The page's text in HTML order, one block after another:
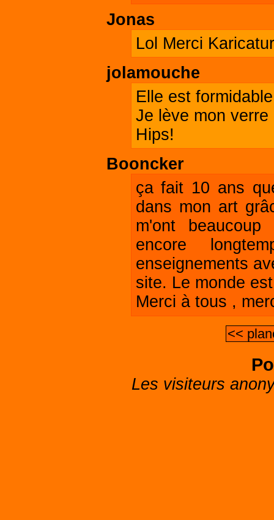
Jonas
Lol Merci
jolamouche
Elle est
Je lève mon verre
Hips!
Booncker
ça fait 10 ans
dans mon art
m'ont
encore
enseignements
site. Le monde
Merci à tous ,
<<
Les visiteurs